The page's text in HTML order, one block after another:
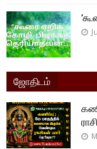
ஜோதிடம்